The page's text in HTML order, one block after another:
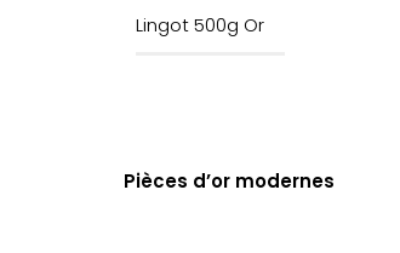
Lingot 500g Or
Pièces d’or modernes